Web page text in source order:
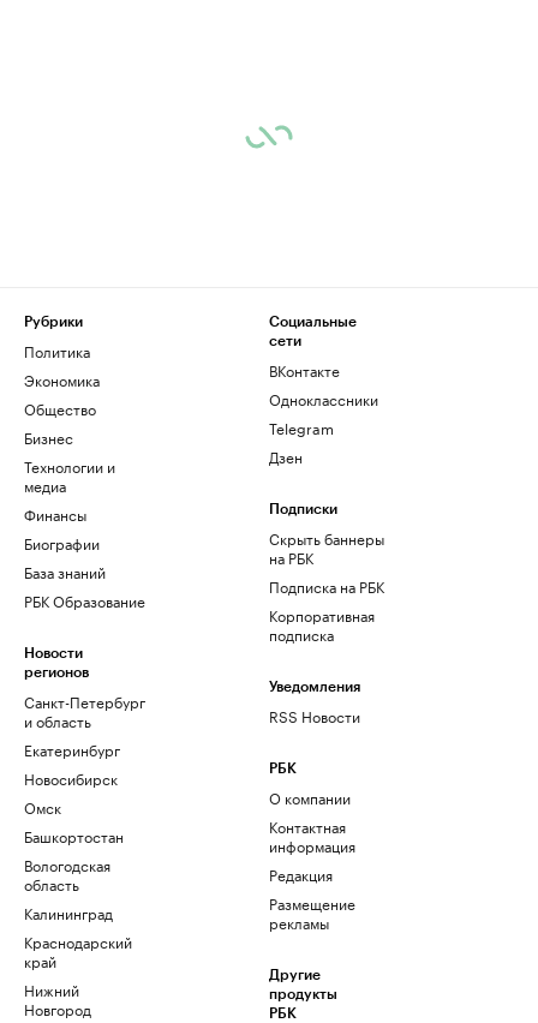
Рубрики
Политика
Экономика
Общество
Бизнес
Технологии и
медиа
Финансы
Биографии
База знаний
РБК Образование
Новости
регионов
Санкт-Петербург
и область
Екатеринбург
Новосибирск
Омск
Башкортостан
Вологодская
область
Калининград
Краснодарский
край
Нижний
Новгород
Социальные
сети
ВКонтакте
Одноклассники
Telegram
Дзен
Подписки
Скрыть баннеры
на РБК
Подписка на РБК
Корпоративная
подписка
Уведомления
RSS Новости
РБК
О компании
Контактная
информация
Редакция
Размещение
рекламы
Другие
продукты
РБК